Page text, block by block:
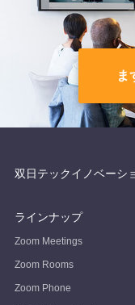
ま
双日テックイノベーシ
ラインナップ
Zoom Meetings
Zoom Rooms
Zoom Phone